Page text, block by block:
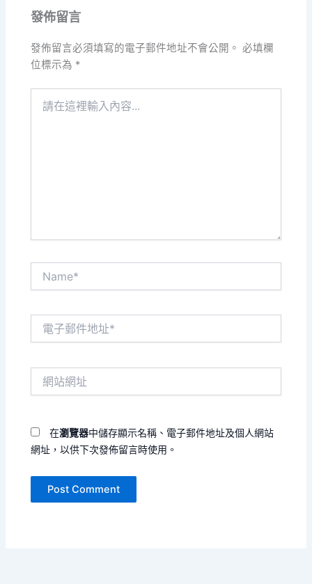
發佈留言
發佈留言必須填寫的電子郵件地址不會公開。 必填欄
位標示為 *
在瀏覽器中儲存顯示名稱、電子郵件地址及個人網站
網址，以供下次發佈留言時使用。